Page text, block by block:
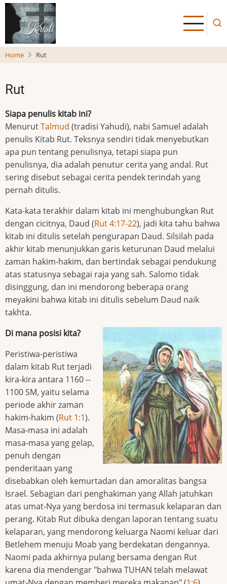
Skip
main
content
Home Rut
Rut
Siapa penulis kitab ini?
MenurutTalmud (tradisi Yahudi), nabi Samuel adalah
penulis Kitab Rut. Teksnya sendiri tidak menyebutkan
apa pun tentang penulisnya, tetapi siapa pun
penulisnya, dia adalah penutur cerita yang andal. Rut
sering disebut sebagai cerita pendek terindah yang
pernah ditulis.
Kata-kata terakhir dalam kitab ini menghubungkan Rut
dengan cicitnya, Daud (Rut 4:17-22), jadi kita tahu bahwa
kitab ini ditulis setelah pengurapan Daud. Silsilah pada
akhir kitab menunjukkan garis keturunan Daud melalui
zaman hakim-hakim, dan bertindak sebagai pendukung
atas statusnya sebagai raja yang sah. Salomo tidak
disinggung, dan ini mendorong beberapa orang
meyakini bahwa kitab ini ditulis sebelum Daud naik
takhta.
Di mana posisi kita?
Peristiwa-peristiwa
dalam kitab Rut terjadi
kira-kira antara 1160 --
1100 SM, yaitu selama
periode akhir zaman
hakim-hakim (Rut 1:1).
Masa-masa ini adalah
masa-masa yang gelap,
penuh dengan
penderitaan yang
disebabkan oleh kemurtadan dan amoralitas bangsa
Israel. Sebagian dari penghakiman yang Allah jatuhkan
atas umat-Nya yang berdosa ini termasuk kelaparan dan
perang. Kitab Rut dibuka dengan laporan tentang suatu
kelaparan, yang mendorong keluarga Naomi keluar dari
Betlehem menuju Moab yang berdekatan dengannya.
Naomi pada akhirnya pulang bersama dengan Rut
karena dia mendengar "bahwa TUHAN telah melawat